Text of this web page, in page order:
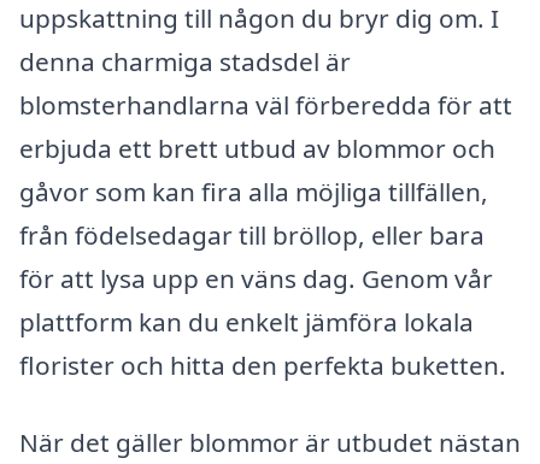
uppskattning till någon du bryr dig om. I
denna charmiga stadsdel är
blomsterhandlarna väl förberedda för att
erbjuda ett brett utbud av blommor och
gåvor som kan fira alla möjliga tillfällen,
från födelsedagar till bröllop, eller bara
för att lysa upp en väns dag. Genom vår
plattform kan du enkelt jämföra lokala
florister och hitta den perfekta buketten.
När det gäller blommor är utbudet nästan